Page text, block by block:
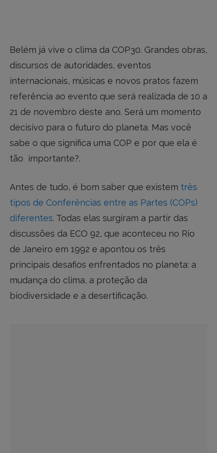
Belém já vive o clima da COP30. Grandes obras,
discursos de autoridades, eventos
internacionais, músicas e novos pratos fazem
referência ao evento que será realizada de 10 a
21 de novembro deste ano. Será um momento
decisivo para o futuro do planeta. Mas você
sabe o que significa uma COP e por que ela é
tão importante?.
Antes de tudo, é bom saber que existem três
tipos de Conferências entre as Partes (COPs)
diferentes. Todas elas surgiram a partir das
discussões da ECO 92, que aconteceu no Rio
de Janeiro em 1992 e apontou os três
principais desafios enfrentados no planeta: a
mudança do clima, a proteção da
biodiversidade e a desertificação.